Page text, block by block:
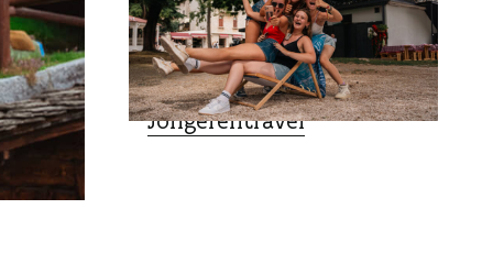
REISAGENTSCHAPPEN
Jongerentravel